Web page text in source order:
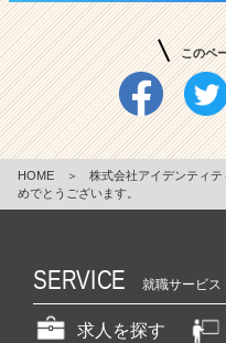
このペ
HOME ＞ 株式会社アイデンティテ
めでとうございます。
SERVICE 就職サービス
求人を探す